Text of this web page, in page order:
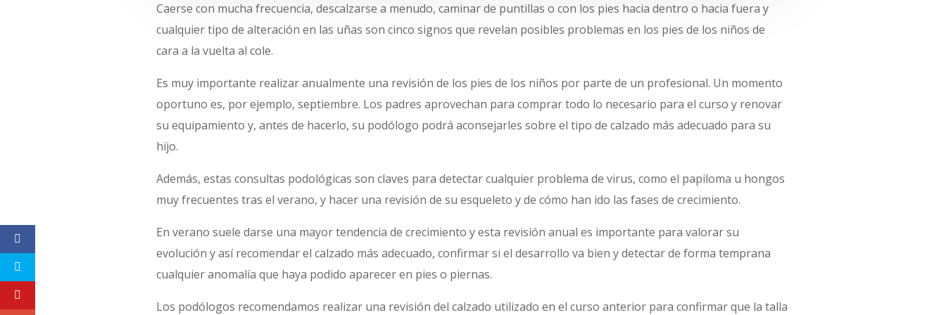
Caerse con mucha frecuencia, descalzarse a menudo, caminar de puntillas o con los pies hacia dentro o hacia fuera y
cualquier tipo de alteración en las uñas son cinco signos que revelan posibles problemas en los pies de los niños de
cara a la vuelta al cole.
Es muy importante realizar anualmente una revisión de los pies de los niños por parte de un profesional. Un momento
oportuno es, por ejemplo, septiembre. Los padres aprovechan para comprar todo lo necesario para el curso y renovar
su equipamiento y, antes de hacerlo, su podólogo podrá aconsejarles sobre el tipo de calzado más adecuado para su
hijo.
Además, estas consultas podológicas son claves para detectar cualquier problema de virus, como el papiloma u hongos
muy frecuentes tras el verano, y hacer una revisión de su esqueleto y de cómo han ido las fases de crecimiento.
En verano suele darse una mayor tendencia de crecimiento y esta revisión anual es importante para valorar su
evolución y así recomendar el calzado más adecuado, confirmar si el desarrollo va bien y detectar de forma temprana
cualquier anomalía que haya podido aparecer en pies o piernas.
Los podólogos recomendamos realizar una revisión del calzado utilizado en el curso anterior para confirmar que la talla